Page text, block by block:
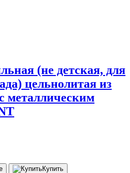
(не детская, для
цельнолитая из
металлическим
Купить